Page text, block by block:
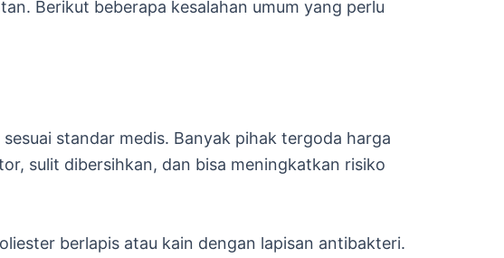
Berikut beberapa kesalahan umum yang perlu
standar medis. Banyak pihak tergoda harga
sulit dibersihkan, dan bisa meningkatkan risiko
berlapis atau kain dengan lapisan antibakteri.